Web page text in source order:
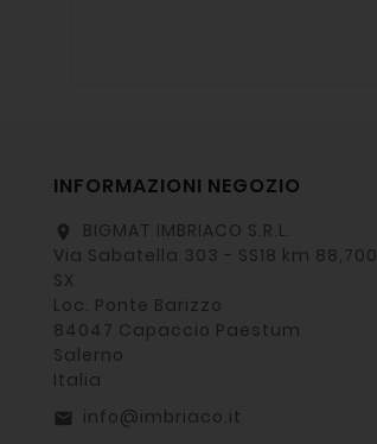
INFORMAZIONI NEGOZIO
location_on
BIGMAT IMBRIACO S.R.L.
Via Sabatella 303 - SS18 km 88,700
SX
Loc. Ponte Barizzo
84047 Capaccio Paestum
Salerno
Italia
email info@imbriaco.it